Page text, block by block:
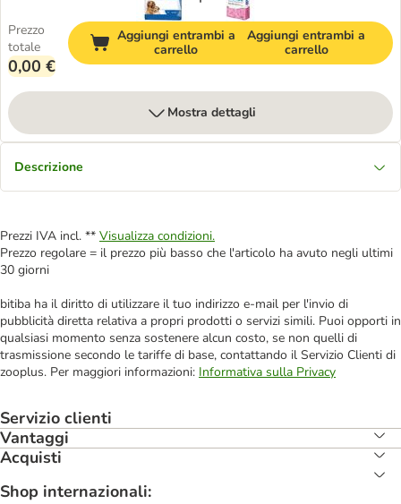
Prezzo
totale
0,00 €
Aggiungi entrambi a
carrello
Aggiungi entrambi a
carrello
Mostra dettagli
Descrizione
Prezzi IVA incl. ** Visualizza condizioni.
Prezzo regolare = il prezzo più basso che l'articolo ha avuto negli ultimi
30 giorni
bitiba ha il diritto di utilizzare il tuo indirizzo e-mail per l'invio di
pubblicità diretta relativa a propri prodotti o servizi simili. Puoi opporti in
qualsiasi momento senza sostenere alcun costo, se non quelli di
trasmissione secondo le tariffe di base, contattando il Servizio Clienti di
zooplus. Per maggiori informazioni: Informativa sulla Privacy
Servizio clienti
Vantaggi
Acquisti
Shop internazionali: